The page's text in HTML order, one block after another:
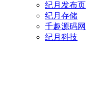
纪月发布页
纪月存储
千趣源码网
纪月科技